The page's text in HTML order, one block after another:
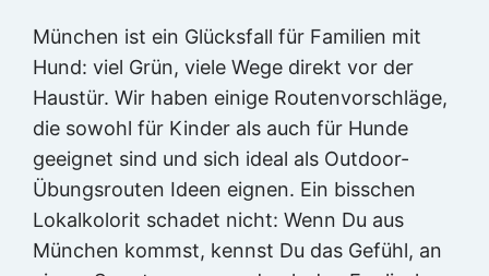
München ist ein Glücksfall für Familien mit
Hund: viel Grün, viele Wege direkt vor der
Haustür. Wir haben einige Routenvorschläge,
die sowohl für Kinder als auch für Hunde
geeignet sind und sich ideal als Outdoor-
Übungsrouten Ideen eignen. Ein bisschen
Lokalkolorit schadet nicht: Wenn Du aus
München kommst, kennst Du das Gefühl, an